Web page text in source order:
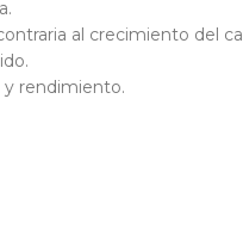
al crecimiento del
y rendimiento.